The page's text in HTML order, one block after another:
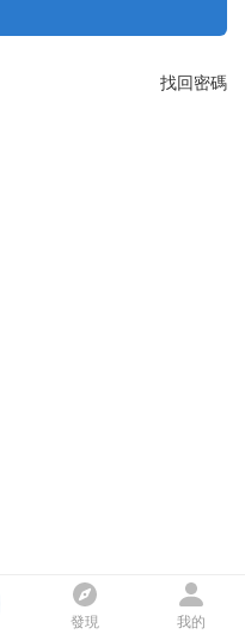
找回密碼
發現 我的